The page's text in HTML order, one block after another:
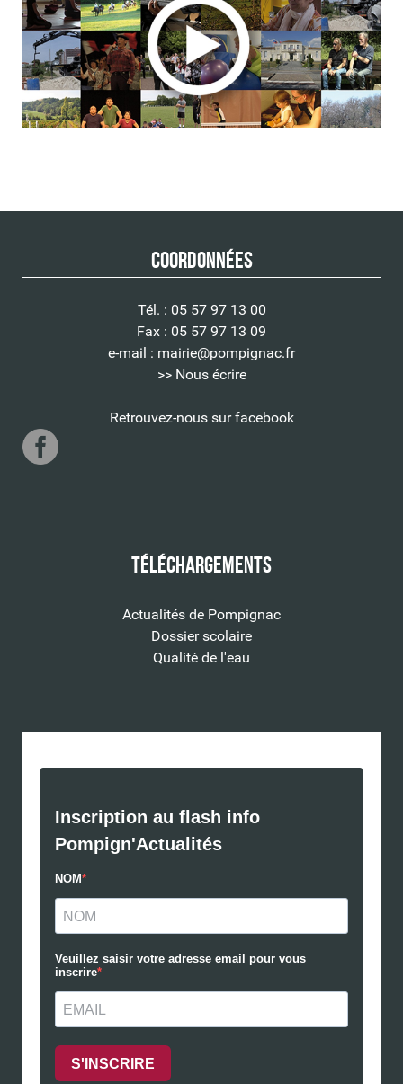
Coordonnées
Tél. : 05 57 97 13 00
Fax : 05 57 97 13 09
e-mail : mairie@pompignac.fr
>> Nous écrire
Retrouvez-nous sur facebook
Téléchargements
Actualités de Pompignac
Dossier scolaire
Qualité de l'eau